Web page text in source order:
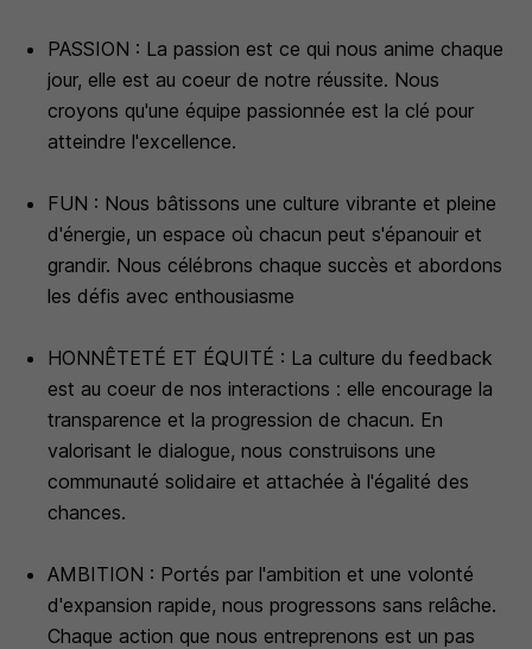
PASSION : La passion est ce qui nous anime chaque
jour, elle est au coeur de notre réussite. Nous
croyons qu'une équipe passionnée est la clé pour
atteindre l'excellence.
FUN : Nous bâtissons une culture vibrante et pleine
d'énergie, un espace où chacun peut s'épanouir et
grandir. Nous célébrons chaque succès et abordons
les défis avec enthousiasme
HONNÊTETÉ ET ÉQUITÉ : La culture du feedback
est au coeur de nos interactions : elle encourage la
transparence et la progression de chacun. En
valorisant le dialogue, nous construisons une
communauté solidaire et attachée à l'égalité des
chances.
AMBITION : Portés par l'ambition et une volonté
d'expansion rapide, nous progressons sans relâche.
Chaque action que nous entreprenons est un pas